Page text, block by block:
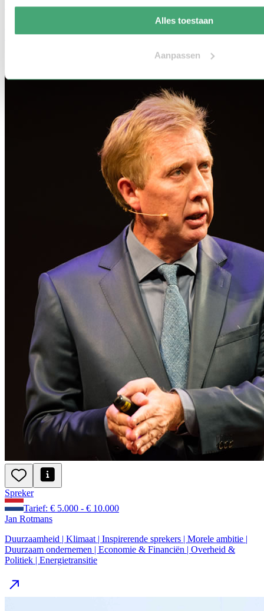
Alles toestaan
Aanpassen
Helga van Leur
Mens & Maatschappij | Duurzaam ondernemen | Klimaat |
Energietransitie | Inspirerende vrouwelijke sprekers
Spreker
Tarief: € 5.000 - € 10.000
Jan Rotmans
Duurzaamheid | Klimaat | Inspirerende sprekers | Morele ambitie |
Duurzaam ondernemen | Economie & Financiën | Overheid &
Politiek | Energietransitie